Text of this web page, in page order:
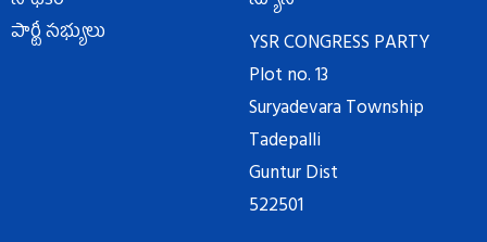
పార్టీ సభ్యులు
YSR CONGRESS PARTY
Plot no. 13
Suryadevara Township
Tadepalli
Guntur Dist
522501